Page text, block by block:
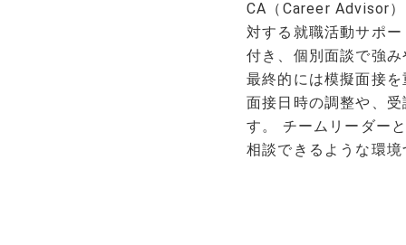
CA（Career Advisor
対する就職活動サポ
付き、個別面談で強
最終的には模擬面接
面接日時の調整や、
す。 チームリーダー
相談できるような環